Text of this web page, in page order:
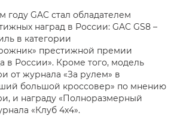
году GAC стал обладателем
наград в России: GAC GS8 –
в категории
престижной премии
в России». Кроме того, модель
от журнала «За рулем» в
большой кроссовер» по мнению
и награду «Полноразмерный
«Клуб 4х4».